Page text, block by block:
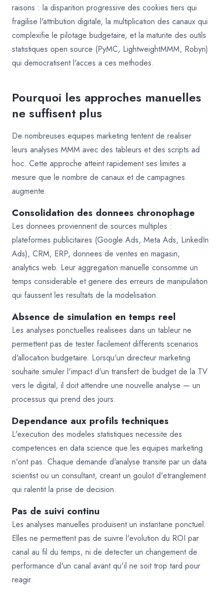
raisons : la disparition progressive des cookies tiers qui
fragilise l'attribution digitale, la multiplication des canaux qui
complexifie le pilotage budgetaire, et la maturite des outils
statistiques open source (PyMC, LightweightMMM, Robyn)
qui democratisent l'acces a ces methodes.
Pourquoi les approches manuelles
ne suffisent plus
De nombreuses equipes marketing tentent de realiser
leurs analyses MMM avec des tableurs et des scripts ad
hoc. Cette approche atteint rapidement ses limites a
mesure que le nombre de canaux et de campagnes
augmente.
Consolidation des donnees chronophage
Les donnees proviennent de sources multiples :
plateformes publicitaires (Google Ads, Meta Ads, LinkedIn
Ads), CRM, ERP, donnees de ventes en magasin,
analytics web. Leur aggregation manuelle consomme un
temps considerable et genere des erreurs de manipulation
qui faussent les resultats de la modelisation.
Absence de simulation en temps reel
Les analyses ponctuelles realisees dans un tableur ne
permettent pas de tester facilement differents scenarios
d'allocation budgetaire. Lorsqu'un directeur marketing
souhaite simuler l'impact d'un transfert de budget de la TV
vers le digital, il doit attendre une nouvelle analyse — un
processus qui prend des jours.
Dependance aux profils techniques
L'execution des modeles statistiques necessite des
competences en data science que les equipes marketing
n'ont pas. Chaque demande d'analyse transite par un data
scientist ou un consultant, creant un goulot d'etranglement
qui ralentit la prise de decision.
Pas de suivi continu
Les analyses manuelles produisent un instantane ponctuel.
Elles ne permettent pas de suivre l'evolution du ROI par
canal au fil du temps, ni de detecter un changement de
performance d'un canal avant qu'il ne soit trop tard pour
reagir.